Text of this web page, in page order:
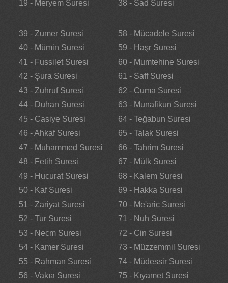
19 - Meryem Suresi
38 - Sad Suresi
39 - Zumer Suresi
40 - Mümin Suresi
41 - Fussilet Suresi
42 - Şura Suresi
43 - Zuhruf Suresi
44 - Duhan Suresi
45 - Casiye Suresi
46 - Ahkaf Suresi
47 - Muhammed Suresi
48 - Fetih Suresi
49 - Hucurat Suresi
50 - Kaf Suresi
51 - Zariyat Suresi
52 - Tur Suresi
53 - Necm Suresi
54 - Kamer Suresi
55 - Rahman Suresi
56 - Vakıa Suresi
58 - Mücadele Suresi
59 - Haşr Suresi
60 - Mumtehine Suresi
61 - Saff Suresi
62 - Cuma Suresi
63 - Munafikun Suresi
64 - Teğabun Suresi
65 - Talak Suresi
66 - Tahrim Suresi
67 - Mülk Suresi
68 - Kalem Suresi
69 - Hakka Suresi
70 - Me'aric Suresi
71 - Nuh Suresi
72 - Cin Suresi
73 - Müzzemmil Suresi
74 - Müdessir Suresi
75 - Kıyamet Suresi